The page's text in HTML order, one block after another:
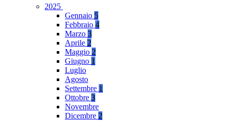
2025
Gennaio 5
Febbraio 4
Marzo 3
Aprile 2
Maggio 2
Giugno 1
Luglio
Agosto
Settembre 1
Ottobre 3
Novembre
Dicembre 2